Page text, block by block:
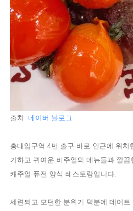
출처: 네이버 블로그
홍대입구역 4번 출구 바로 인근에 위치
기하고 귀여운 비주얼의 메뉴들과 깔
캐주얼 퓨전 양식 레스토랑입니다.
세련되고 모던한 분위기 덕분에 데이